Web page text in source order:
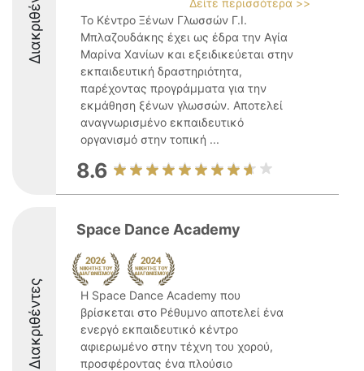
Δείτε περισσότερα >>
Το Κέντρο Ξένων Γλωσσών Γ.Ι.
Μπλαζουδάκης έχει ως έδρα την Αγία
Μαρίνα Χανίων και εξειδικεύεται στην
εκπαιδευτική δραστηριότητα,
παρέχοντας προγράμματα για την
εκμάθηση ξένων γλωσσών. Αποτελεί
αναγνωρισμένο εκπαιδευτικό
οργανισμό στην τοπική ...
8.6
Διακριθέντες
Space Dance Academy
Η Space Dance Academy που
βρίσκεται στο Ρέθυμνο αποτελεί ένα
ενεργό εκπαιδευτικό κέντρο
αφιερωμένο στην τέχνη του χορού,
προσφέροντας ένα πλούσιο